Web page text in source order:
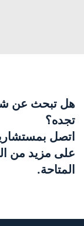
هل تبحث عن
تجده؟
اتصل
على مزيد من
المتاحة.